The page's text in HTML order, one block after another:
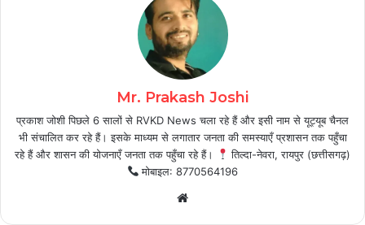
Mr. Prakash Joshi
प्रकाश जोशी पिछले 6 सालों से RVKD News चला रहे हैं और इसी नाम से यूट्यूब चैनल
भी संचालित कर रहे हैं। इसके माध्यम से लगातार जनता की समस्याएँ प्रशासन तक पहुँचा
रहे हैं और शासन की योजनाएँ जनता तक पहुँचा रहे हैं।
तिल्दा-नेवरा, रायपुर (छत्तीसगढ़)
मोबाइल: 8770564196
Website